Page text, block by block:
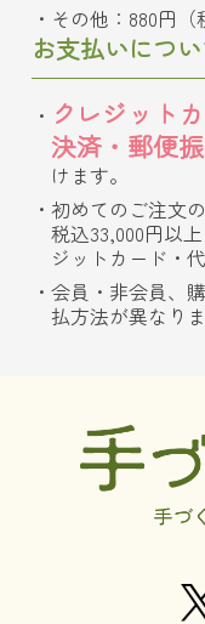
その他：880円（
お支払いにつ
クレジット
決済・郵便
けます。
初めてのご注文
税込33,000円以
ジットカード・
会員・非会員、
払方法が異なりま